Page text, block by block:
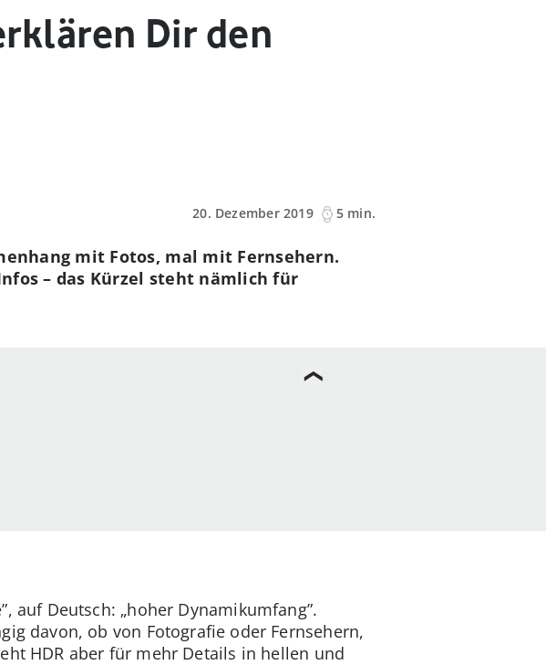
Dir den
20. Dezember 2019
5 min.
mit Fotos, mal mit Fernsehern.
– das Kürzel steht nämlich für
auf Deutsch: „hoher Dynamikumfang”.
davon, ob von Fotografie oder Fernsehern,
HDR aber für mehr Details in hellen und